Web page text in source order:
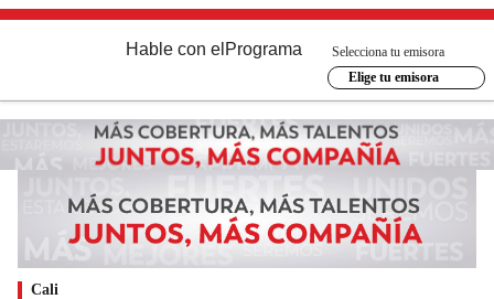
Hable con el Programa
Selecciona tu emisora
Elige tu emisora
Cali